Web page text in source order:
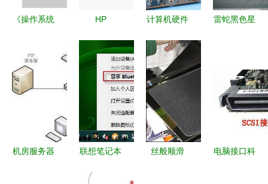
《操作系统
机及外围设
备》
HP
Folio
9470m 商
务精英的移
动办公利器
计算机硬件
主板（一）
——计算机
的“骨架”与
核心
雷蛇黑色星
品，引领高
性能外设新
潮流
机房服务器
联想笔记本
丝般顺滑
电脑接口科